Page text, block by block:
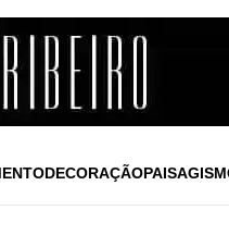
DECORAÇÃO